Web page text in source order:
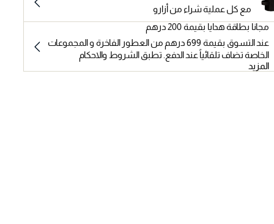
مع كل عملية شراء من أزارو
مجانا بطاقة هدايا بقيمة 200 درهم
عند التسوق بقيمة 699 درهم من العطور الفاخرة و المجموعات
الخاصة تضاف تلقائياً عند الدفع. تطبق الشروط والاحكام
المزيد